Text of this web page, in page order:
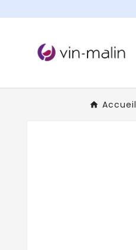
Accueil